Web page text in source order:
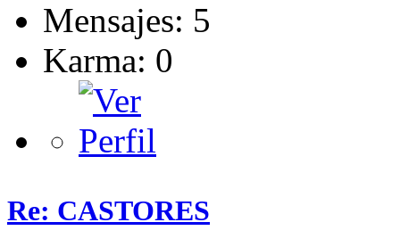
Mensajes: 5
Karma: 0
Re: CASTORES